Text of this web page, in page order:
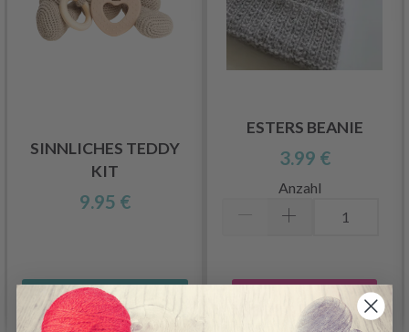
SINNLICHES TEDDY
KIT
9.95 €
Alle Optionen ansehen
ESTERS BEANIE
3.99 €
Anzahl
In den Warenkorb